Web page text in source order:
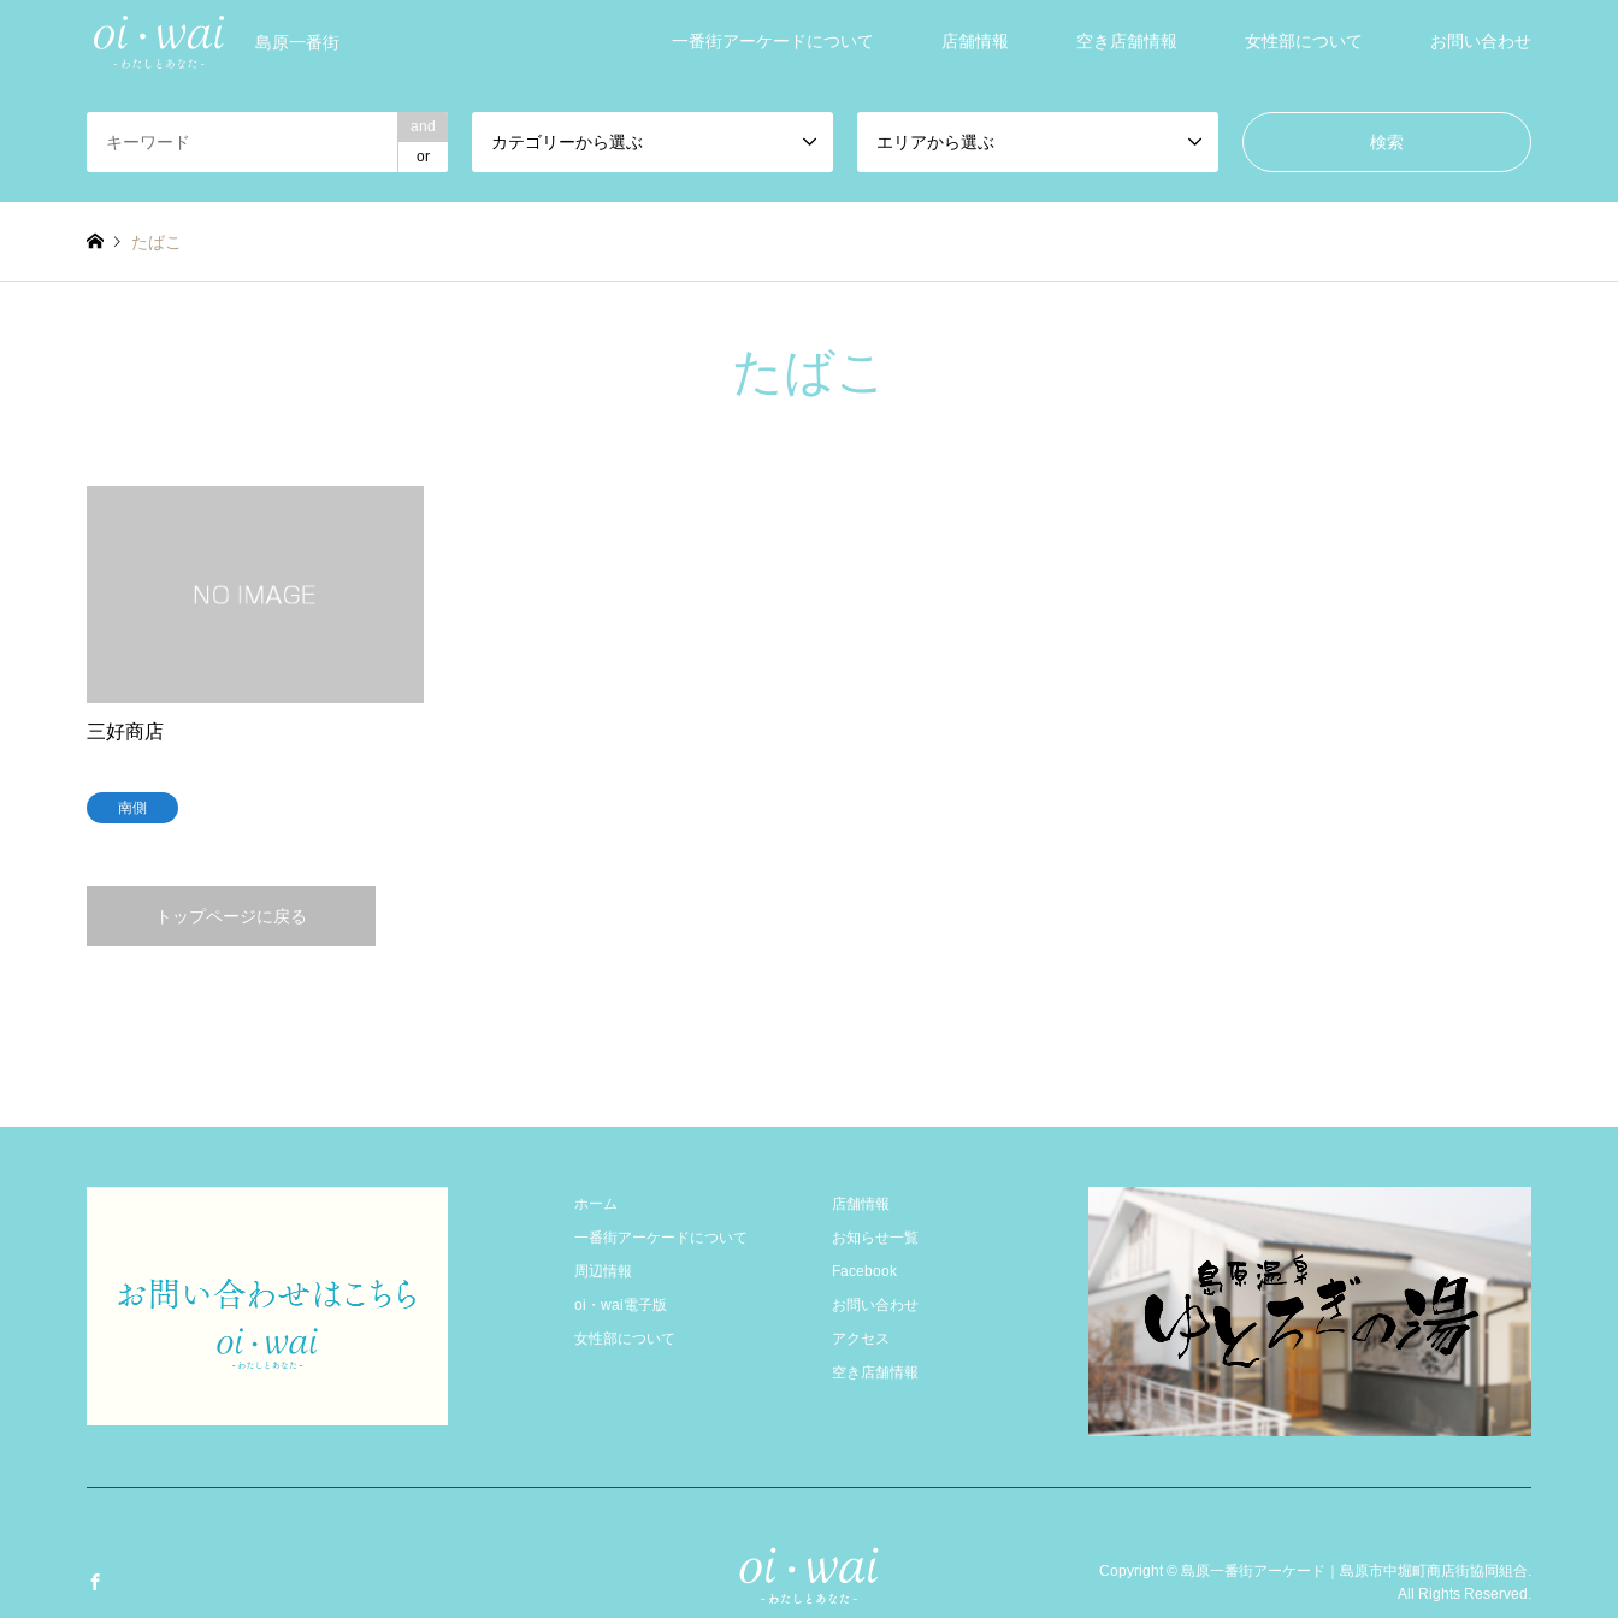
島原一番街 一番街アーケードについて 店舗情報 空き店舗情報 女性部について お問い合わせ
and
or
カテゴリーから選ぶ エリアから選ぶ
たばこ
たばこ
三好商店
南側
トップページに戻る
ホーム
一番街アーケードについて
周辺情報
oi・wai電子版
女性部について
店舗情報
お知らせ一覧
Facebook
お問い合わせ
アクセス
空き店舗情報
Copyright © 島原一番街アーケード｜島原市中堀町商店街協同組合.
All Rights Reserved.